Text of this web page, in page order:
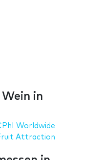
in
Worldwide
Attraction